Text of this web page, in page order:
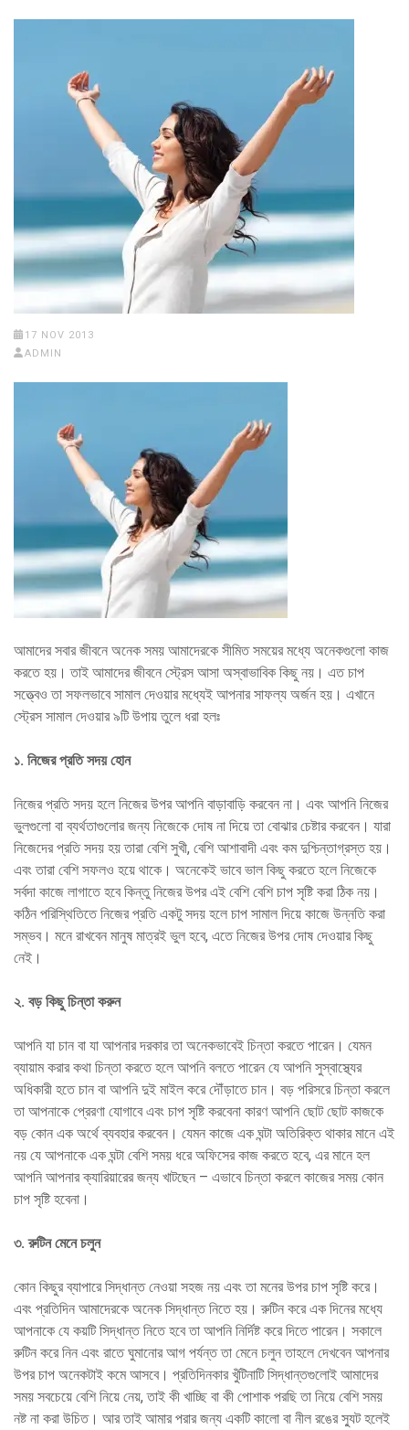
17 NOV 2013
ADMIN
আমাদের সবার জীবনে অনেক সময় আমাদেরকে সীমিত সময়ের মধ্যে অনেকগুলো কাজ
করতে হয়। তাই আমাদের জীবনে স্ট্রেস আসা অস্বাভাবিক কিছু নয়। এত চাপ
সত্ত্বেও তা সফলভাবে সামাল দেওয়ার মধ্যেই আপনার সাফল্য অর্জন হয়। এখানে
স্ট্রেস সামাল দেওয়ার ৯টি উপায় তুলে ধরা হলঃ
১. নিজের প্রতি সদয় হোন
নিজের প্রতি সদয় হলে নিজের উপর আপনি বাড়াবাড়ি করবেন না। এবং আপনি নিজের
ভুলগুলো বা ব্যর্থতাগুলোর জন্য নিজেকে দোষ না দিয়ে তা বোঝার চেষ্টার করবেন। যারা
নিজেদের প্রতি সদয় হয় তারা বেশি সুখী, বেশি আশাবাদী এবং কম দুশ্চিন্তাগ্রস্ত হয়।
এবং তারা বেশি সফলও হয়ে থাকে। অনেকেই ভাবে ভাল কিছু করতে হলে নিজেকে
সর্বদা কাজে লাগাতে হবে কিন্তু নিজের উপর এই বেশি বেশি চাপ সৃষ্টি করা ঠিক নয়।
কঠিন পরিস্থিতিতে নিজের প্রতি একটু সদয় হলে চাপ সামাল দিয়ে কাজে উন্নতি করা
সম্ভব। মনে রাখবেন মানুষ মাত্রই ভুল হবে, এতে নিজের উপর দোষ দেওয়ার কিছু
নেই।
২. বড় কিছু চিন্তা করুন
আপনি যা চান বা যা আপনার দরকার তা অনেকভাবেই চিন্তা করতে পারেন। যেমন
ব্যায়াম করার কথা চিন্তা করতে হলে আপনি বলতে পারেন যে আপনি সুস্বাস্থ্যের
অধিকারী হতে চান বা আপনি দুই মাইল করে দৌঁড়াতে চান। বড় পরিসরে চিন্তা করলে
তা আপনাকে প্রেরণা যোগাবে এবং চাপ সৃষ্টি করবেনা কারণ আপনি ছোট ছোট কাজকে
বড় কোন এক অর্থে ব্যবহার করবেন। যেমন কাজে এক ঘন্টা অতিরিক্ত থাকার মানে এই
নয় যে আপনাকে এক ঘন্টা বেশি সময় ধরে অফিসের কাজ করতে হবে, এর মানে হল
আপনি আপনার ক্যারিয়ারের জন্য খাটছেন – এভাবে চিন্তা করলে কাজের সময় কোন
চাপ সৃষ্টি হবেনা।
৩.রুটিন মেনে চলুন
কোন কিছুর ব্যাপারে সিদ্ধান্ত নেওয়া সহজ নয় এবং তা মনের উপর চাপ সৃষ্টি করে।
এবং প্রতিদিন আমাদেরকে অনেক সিদ্ধান্ত নিতে হয়। রুটিন করে এক দিনের মধ্যে
আপনাকে যে কয়টি সিদ্ধান্ত নিতে হবে তা আপনি নির্দিষ্ট করে দিতে পারেন। সকালে
রুটিন করে নিন এবং রাতে ঘুমানোর আগ পর্যন্ত তা মেনে চলুন তাহলে দেখবেন আপনার
উপর চাপ অনেকটাই কমে আসবে। প্রতিদিনকার খুঁটিনাটি সিদ্ধান্তগুলোই আমাদের
সময় সবচেয়ে বেশি নিয়ে নেয়, তাই কী খাচ্ছি বা কী পোশাক পরছি তা নিয়ে বেশি সময়
নষ্ট না করা উচিত। আর তাই আমার পরার জন্য একটি কালো বা নীল রঙের স্যুট হলেই